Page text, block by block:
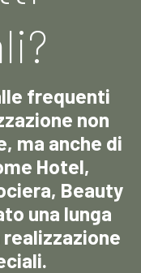
frequenti
non
ma anche di
Hotel,
Beauty
una lunga